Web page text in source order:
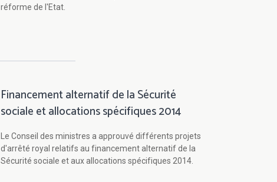
réforme de l'Etat.
Financement alternatif de la Sécurité
sociale et allocations spécifiques 2014
Le Conseil des ministres a approuvé différents projets
d'arrêté royal relatifs au financement alternatif de la
Sécurité sociale et aux allocations spécifiques 2014.